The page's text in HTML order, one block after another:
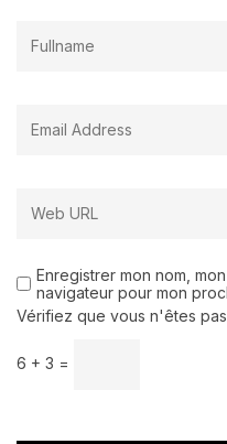
Enregistrer mon nom,
navigateur pour mon
Vérifiez que vous n'êtes
6 + 3 =